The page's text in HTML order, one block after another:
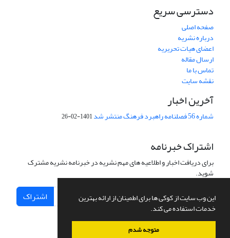
این وب سایت از کوکی ها برای اطمینان از ارائه بهترین
خدمات استفاده می کند.
متوجه شدم
دسترسی سریع
صفحه اصلی
درباره نشریه
اعضای هیات تحریریه
ارسال مقاله
تماس با ما
نقشه سایت
آخرین اخبار
شماره 56 فصلنامه راهبرد فرهنگ منتشر شد 1401-02-26
اشتراک خبرنامه
برای دریافت اخبار و اطلاعیه های مهم نشریه در خبرنامه نشریه مشترک
شوید.
اشتراک